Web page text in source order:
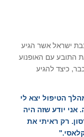
ישראל אשר הגיע
התובע עם האופנוע
, כיצד להגיע
הטיפול יצא לי
. אני יודע שזה היה
. רק ראיתי את
."